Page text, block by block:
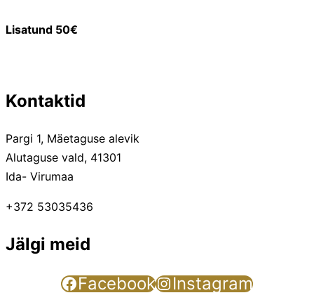
Lisatund 50€
Kontaktid
Pargi 1, Mäetaguse alevik
Alutaguse vald, 41301
Ida- Virumaa
+372 53035436
Jälgi meid
Facebook
Instagram